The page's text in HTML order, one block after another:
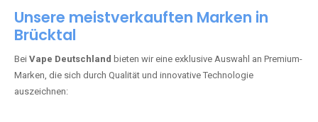
Unsere meistverkauften Marken in
Brücktal
Bei Vape Deutschland bieten wir eine exklusive Auswahl an Premium-
Marken, die sich durch Qualität und innovative Technologie
auszeichnen: